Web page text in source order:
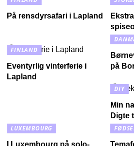
På rensdyrsafari i Lapland
FINLAND
Eventyrlig vinterferie i
Lapland
på
DIY
Min
Digte
LUXEMBOURG
I Luxembourg på solo-